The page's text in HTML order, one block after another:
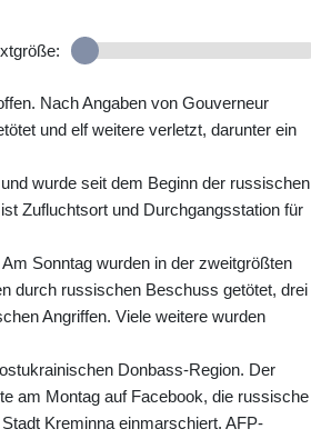
Nach Angaben von Gouverneur
und elf weitere verletzt, darunter ein
wurde seit dem Beginn der russischen
Zufluchtsort und Durchgangsstation für
Sonntag wurden in der zweitgrößten
durch russischen Beschuss getötet, drei
Angriffen. Viele weitere wurden
Donbass-Region. Der
am Montag auf Facebook, die russische
Kreminna einmarschiert. AFP-